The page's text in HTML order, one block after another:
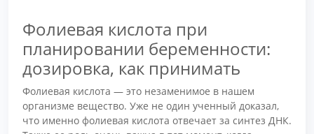
Фолиевая кислота при
планировании беременности:
дозировка, как принимать
Фолиевая кислота — это незаменимое в нашем
организме вещество. Уже не один ученный доказал,
что именно фолиевая кислота отвечает за синтез ДНК.